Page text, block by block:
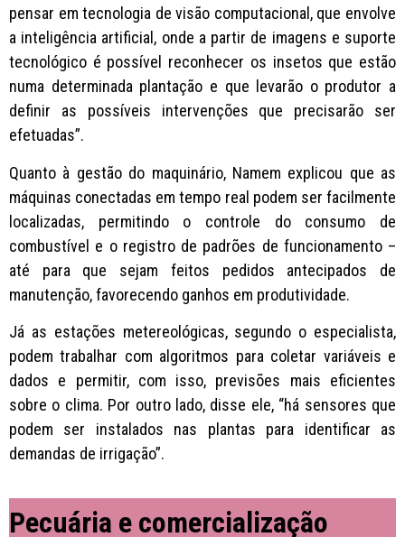
pensar em tecnologia de visão computacional, que envolve
a inteligência artificial, onde a partir de imagens e suporte
tecnológico é possível reconhecer os insetos que estão
numa determinada plantação e que levarão o produtor a
definir as possíveis intervenções que precisarão ser
efetuadas”.
Quanto à gestão do maquinário, Namem explicou que as
máquinas conectadas em tempo real podem ser facilmente
localizadas, permitindo o controle do consumo de
combustível e o registro de padrões de funcionamento –
até para que sejam feitos pedidos antecipados de
manutenção, favorecendo ganhos em produtividade.
Já as estações metereológicas, segundo o especialista,
podem trabalhar com algoritmos para coletar variáveis e
dados e permitir, com isso, previsões mais eficientes
sobre o clima. Por outro lado, disse ele, “há sensores que
podem ser instalados nas plantas para identificar as
demandas de irrigação”.
Pecuária e comercialização